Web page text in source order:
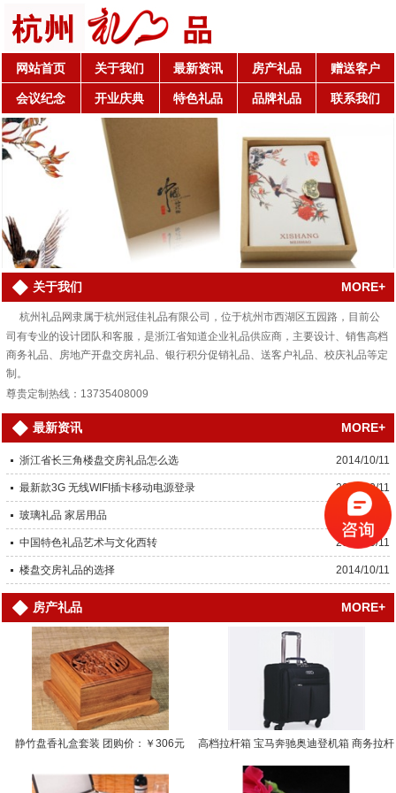
网站首页 关于我们 最新资讯 房产礼品 赠送客户
会议纪念 开业庆典 特色礼品 品牌礼品 联系我们
关于我们 MORE+
杭州礼品网隶属于杭州冠佳礼品有限公司，位于杭州市西湖区五园路，目前公
司有专业的设计团队和客服，是浙江省知道企业礼品供应商，主要设计、销售高档
商务礼品、房地产开盘交房礼品、银行积分促销礼品、送客户礼品、校庆礼品等定
制。
尊贵定制热线：13735408009
最新资讯 MORE+
浙江省长三角楼盘交房礼品怎么选 2014/10/11
最新款3G 无线WIFI插卡移动电源登录 2014/10/11
玻璃礼品 家居用品 2014/10/11
中国特色礼品艺术与文化西转 2014/10/11
楼盘交房礼品的选择 2014/10/11
房产礼品 MORE+
静竹盘香礼盒套装 团购价：￥306元 高档拉杆箱 宝马奔驰奥迪登机箱 商务拉杆
箱… 团购价：￥0.0000元